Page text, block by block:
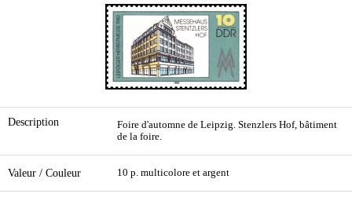
Description
Foire d'automne de Leipzig. Stenzlers Hof, bâtiment
de la foire.
Valeur / Couleur 10 p. multicolore et argent